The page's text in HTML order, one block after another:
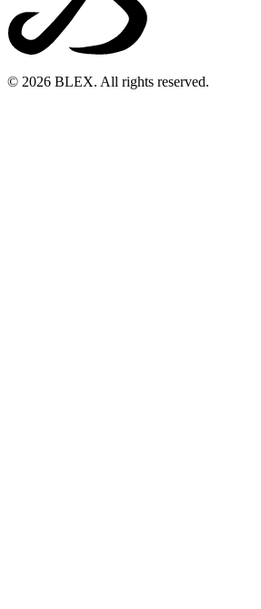
© 2026 BLEX. All rights reserved.